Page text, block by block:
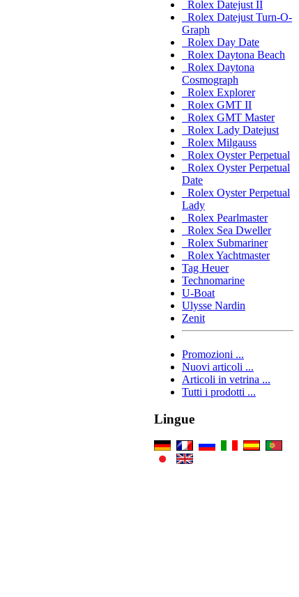
Rolex Datejust II
Rolex Datejust Turn-O-
Graph
Rolex Day Date
Rolex Daytona Beach
Rolex Daytona
Cosmograph
Rolex Explorer
Rolex GMT II
Rolex GMT Master
Rolex Lady Datejust
Rolex Milgauss
Rolex Oyster Perpetual
Rolex Oyster Perpetual
Date
Rolex Oyster Perpetual
Lady
Rolex Pearlmaster
Rolex Sea Dweller
Rolex Submariner
Rolex Yachtmaster
Tag Heuer
Technomarine
U-Boat
Ulysse Nardin
Zenit
Promozioni ...
Nuovi articoli ...
Articoli in vetrina ...
Tutti i prodotti ...
Lingue